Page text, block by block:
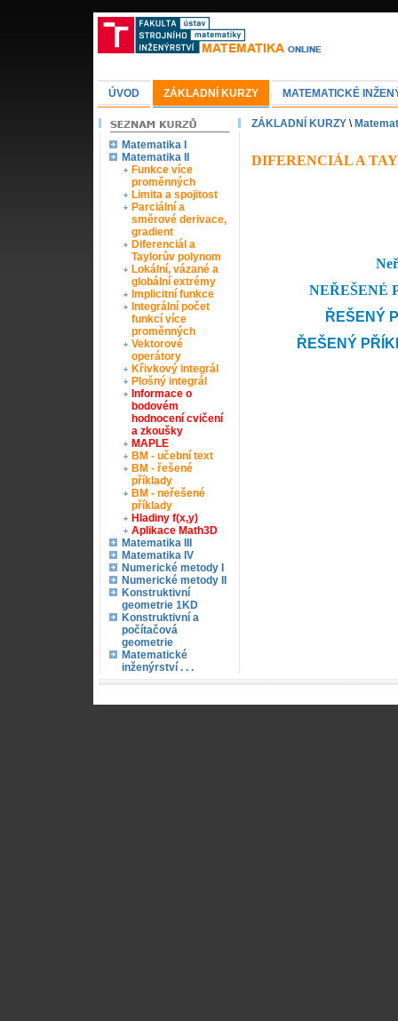
ÚVOD ZÁKLADNÍ KURZY MATEMATICKÉ
Matematika I
Matematika II
Funkce více
proměnných
Limita a spojitost
Parciální a
směrové derivace,
gradient
Diferenciál a
Taylorův polynom
Lokální, vázané a
globální extrémy
Implicitní funkce
Integrální počet
funkcí více
proměnných
Vektorové
operátory
Křivkový integrál
Plošný integrál
Informace o
bodovém
hodnocení cvičení
a zkoušky
MAPLE
BM - učební text
BM - řešené
příklady
BM - neřešené
příklady
Hladiny f(x,y)
Aplikace Math3D
Matematika III
Matematika IV
Numerické metody I
Numerické metody II
Konstruktivní
geometrie 1KD
Konstruktivní a
počítačová
geometrie
Matematické
inženýrství . . .
ZÁKLADNÍ KURZY\
DIFERENCIÁL A
NEŘEŠENÉ
ŘEŠENÝ
ŘEŠENÝ